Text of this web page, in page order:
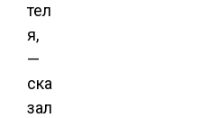
тел
я,
—
ска
зал